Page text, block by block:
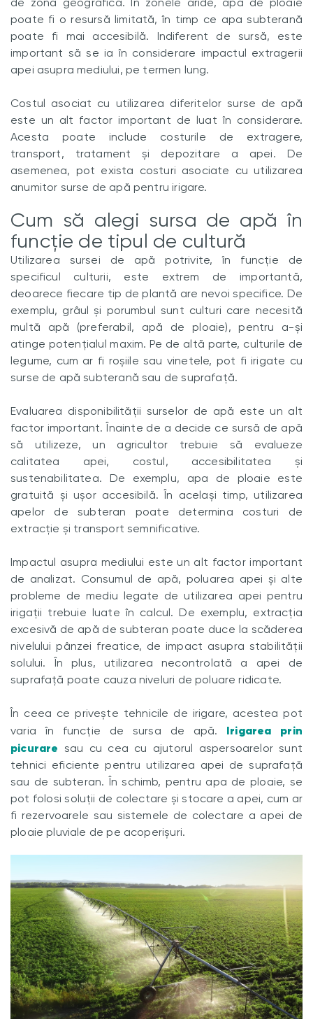
poate fi o resursă limitată, în timp ce apa subterană
poate fi mai accesibilă. Indiferent de sursă, este
important să se ia în considerare impactul extragerii
apei asupra mediului, pe termen lung.
Costul asociat cu utilizarea diferitelor surse de apă
este un alt factor important de luat în considerare.
Acesta poate include costurile de extragere,
transport, tratament și depozitare a apei. De
asemenea, pot exista costuri asociate cu utilizarea
anumitor surse de apă pentru irigare.
Cum să alegi sursa de apă în
funcție de tipul de cultură
Utilizarea sursei de apă potrivite, în funcție de
specificul culturii, este extrem de importantă,
deoarece fiecare tip de plantă are nevoi specifice. De
exemplu, grâul și porumbul sunt culturi care necesită
multă apă (preferabil, apă de ploaie), pentru a-și
atinge potențialul maxim. Pe de altă parte, culturile de
legume, cum ar fi roșiile sau vinetele, pot fi irigate cu
surse de apă subterană sau de suprafață.
Evaluarea disponibilității surselor de apă este un alt
factor important. Înainte de a decide ce sursă de apă
să utilizeze, un agricultor trebuie să evalueze
calitatea apei, costul, accesibilitatea și
sustenabilitatea. De exemplu, apa de ploaie este
gratuită și ușor accesibilă. În același timp, utilizarea
apelor de subteran poate determina costuri de
extracție și transport semnificative.
Impactul asupra mediului este un alt factor important
de analizat. Consumul de apă, poluarea apei și alte
probleme de mediu legate de utilizarea apei pentru
irigații trebuie luate în calcul. De exemplu, extracția
excesivă de apă de subteran poate duce la scăderea
nivelului pânzei freatice, de impact asupra stabilității
solului. În plus, utilizarea necontrolată a apei de
suprafață poate cauza niveluri de poluare ridicate.
În ceea ce privește tehnicile de irigare, acestea pot
varia în funcție de sursa de apă. Irigarea prin
picurare sau cu cea cu ajutorul aspersoarelor sunt
tehnici eficiente pentru utilizarea apei de suprafață
sau de subteran. În schimb, pentru apa de ploaie, se
pot folosi soluții de colectare și stocare a apei, cum ar
fi rezervoarele sau sistemele de colectare a apei de
ploaie pluviale de pe acoperișuri.